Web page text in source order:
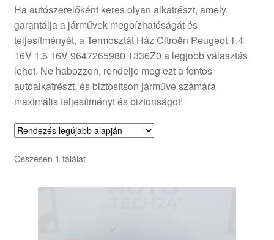
Szállítás világszerte
Szekér
Ha autószerelőként keres olyan alkatrészt, amely
garantálja a járművek megbízhatóságát és
teljesítményét, a Termosztát Ház Citroën Peugeot 1.4
16V 1.6 16V 9647265980 1336Z0 a legjobb választás
lehet. Ne habozzon, rendelje meg ezt a fontos
autóalkatrészt, és biztosítson járműve számára
maximális teljesítményt és biztonságot!
Összesen 1 találat